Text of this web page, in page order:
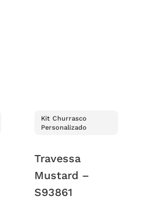
Kit Churrasco
Personalizado
Travessa
Mustard –
S93861